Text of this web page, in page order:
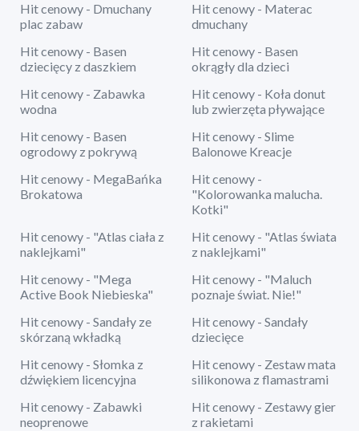
Hit cenowy - Dmuchany
plac zabaw
Hit cenowy - Materac
dmuchany
Hit cenowy - Basen
dziecięcy z daszkiem
Hit cenowy - Basen
okrągły dla dzieci
Hit cenowy - Zabawka
wodna
Hit cenowy - Koła donut
lub zwierzęta pływające
Hit cenowy - Basen
ogrodowy z pokrywą
Hit cenowy - Slime
Balonowe Kreacje
Hit cenowy - MegaBańka
Brokatowa
Hit cenowy -
"Kolorowanka malucha.
Kotki"
Hit cenowy - "Atlas ciała z
naklejkami"
Hit cenowy - "Atlas świata
z naklejkami"
Hit cenowy - "Mega
Active Book Niebieska"
Hit cenowy - "Maluch
poznaje świat. Nie!"
Hit cenowy - Sandały ze
skórzaną wkładką
Hit cenowy - Sandały
dziecięce
Hit cenowy - Słomka z
dźwiękiem licencyjna
Hit cenowy - Zestaw mata
silikonowa z flamastrami
Hit cenowy - Zabawki
neoprenowe
Hit cenowy - Zestawy gier
z rakietami